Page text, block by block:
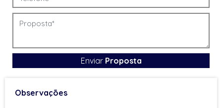
Enviar Proposta
Observações